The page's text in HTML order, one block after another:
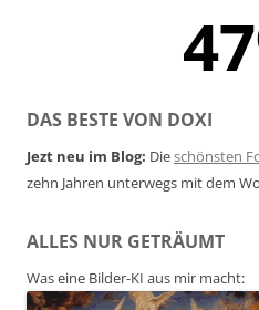
DAS BESTE VON DOXI
Jezt neu im Blog: Dieschönsten
zehn Jahren unterwegs mit dem
ALLES NUR GETRÄUMT
Was eine Bilder-KI aus mir macht: